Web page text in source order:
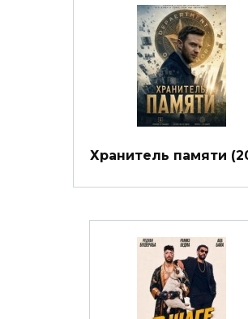
Хранитель памяти